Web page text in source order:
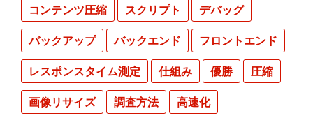
コンテンツ圧縮
スクリプト
デバッグ
バックアップ
バックエンド
フロントエンド
レスポンスタイム測定
仕組み 優勝
圧縮
画像リサイズ
調査方法 高速化